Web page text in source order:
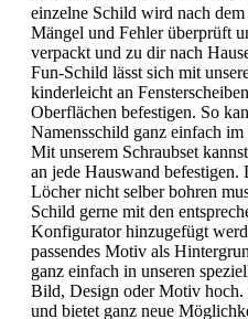
einzelne Schild wird nach
Mängel und Fehler überprüft
verpackt und zu dir nach
Fun-Schild lässt sich mit
kinderleicht an
Oberflächen befestigen. So
Namensschild ganz einfach
Mit unserem Schraubset
an jede Hauswand befestigen.
Löcher nicht selber bohren
Schild gerne mit den
Konfigurator hinzugefügt
passendes Motiv als
ganz einfach in unseren
Bild, Design oder Motiv
und bietet ganz neue